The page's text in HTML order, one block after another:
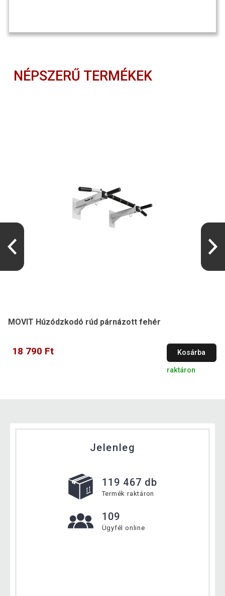
NÉPSZERŰ TERMÉKEK
MOVIT Húzódzkodó rúd párnázott fehér
18 790 Ft Kosárba
raktáron
Jelenleg
119 467 db
Termék raktáron
109
Ügyfél online